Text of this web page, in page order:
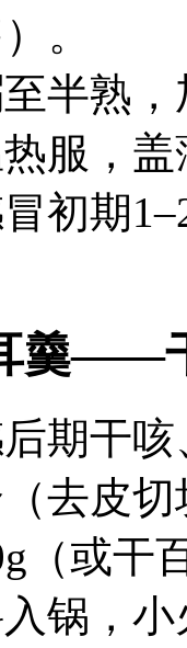
。
半熟
服，
冒初期
羹——
后期干
去皮
（或干
锅，